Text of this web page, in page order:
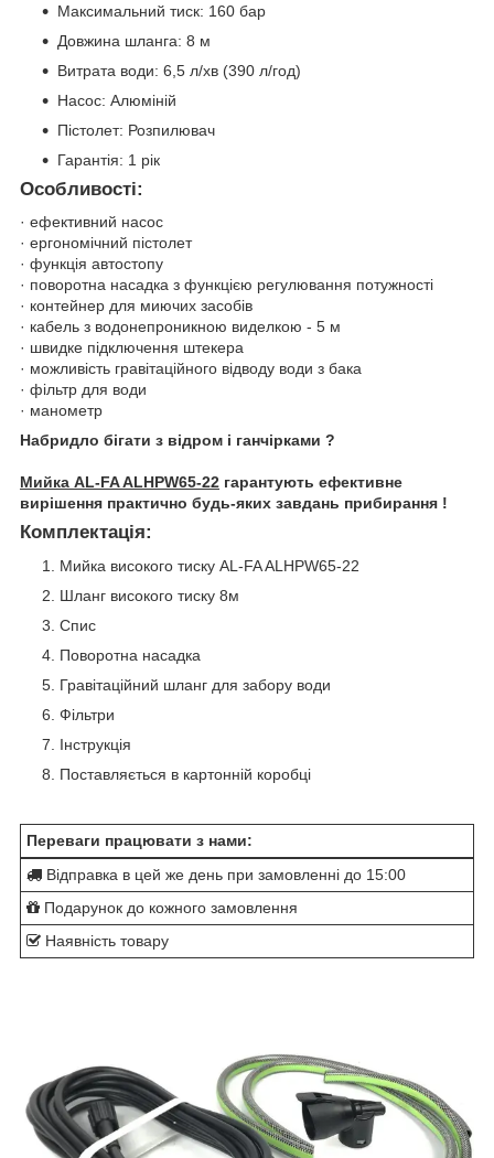
Максимальний тиск: 160 бар
Довжина шланга: 8 м
Витрата води: 6,5 л/хв (390 л/год)
Насос: Алюміній
Пістолет: Розпилювач
Гарантія: 1 рік
Особливості:
· ефективний насос
· ергономічний пістолет
· функція автостопу
· поворотна насадка з функцією регулювання потужності
· контейнер для миючих засобів
· кабель з водонепроникною виделкою - 5 м
· швидке підключення штекера
· можливість гравітаційного відводу води з бака
· фільтр для води
· манометр
Набридло бігати з відром і ганчірками ?
Мийка AL-FA ALHPW65-22 гарантують ефективне
вирішення практично будь-яких завдань прибирання !
Комплектація:
Мийка високого тиску AL-FA ALHPW65-22
Шланг високого тиску 8м
Спис
Поворотна насадка
Гравітаційний шланг для забору води
Фільтри
Інструкція
Поставляється в картонній коробці
Переваги працювати з нами:
Відправка в цей же день при замовленні до 15:00
Подарунок до кожного замовлення
Наявність товару